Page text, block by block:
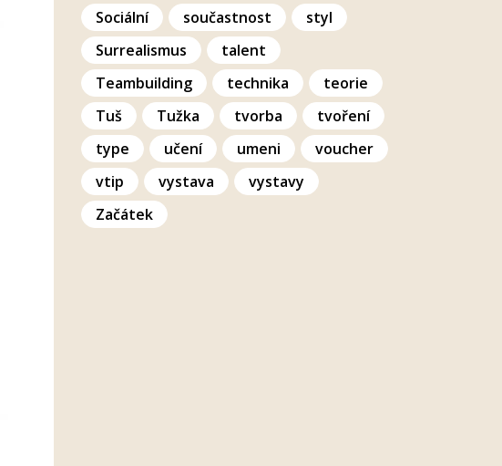
Sociální
součastnost
styl
Surrealismus
talent
Teambuilding
technika
teorie
Tuš
Tužka tvorba
tvoření
type
učení umeni
voucher
vtip
vystava
vystavy
Začátek